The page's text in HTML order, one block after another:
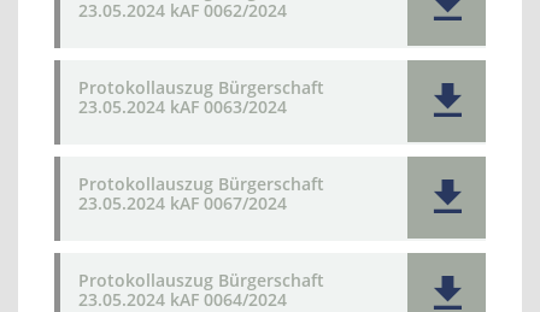
23.05.2024 kAF 0062/2024
Protokollauszug Bürgerschaft
23.05.2024 kAF 0063/2024
Protokollauszug Bürgerschaft
23.05.2024 kAF 0067/2024
Protokollauszug Bürgerschaft
23.05.2024 kAF 0064/2024